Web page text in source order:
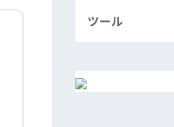
ツール